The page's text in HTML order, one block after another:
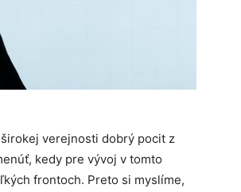
verejnosti dobrý pocit z
kedy pre vývoj v tomto
frontoch. Preto si myslíme,